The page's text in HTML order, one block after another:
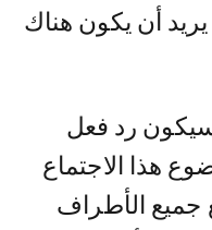
أن يكون هناك
رد فعل
هذا الاجتماع
جميع الأطراف